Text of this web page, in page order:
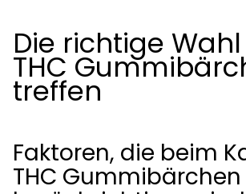
Die richtige
THC
treffen
Faktoren, die beim
THC Gummibärchen